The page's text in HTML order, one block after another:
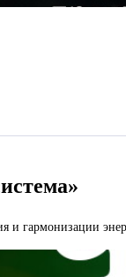
и гармонизации